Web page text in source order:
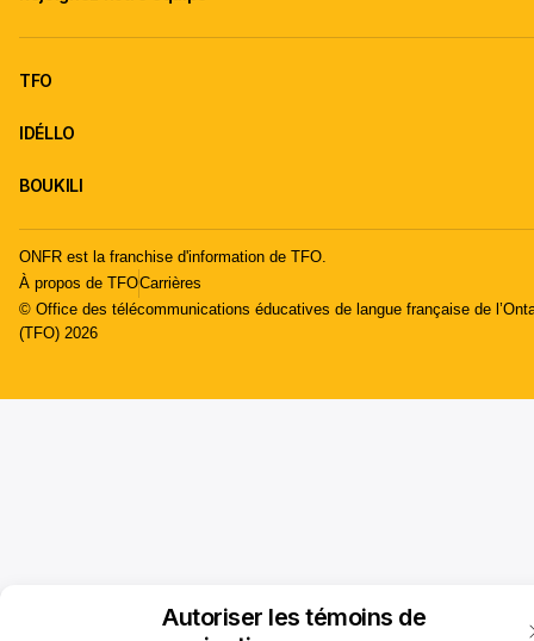
Autoriser les témoins de
TFO
IDÉLLO
BOUKILI
ONFR est la franchise d'information de TFO.
À propos de TFOCarrières
© Office des télécommunications éducatives de langue française de
(TFO) 2026